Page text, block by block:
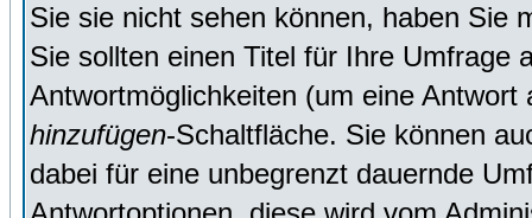
Sie sie nicht sehen können, haben Sie
Sie sollten einen Titel für Ihre Umfrage
Antwortmöglichkeiten (um eine
hinzufügen-Schaltfläche. Sie können
dabei für eine unbegrenzt dauernde